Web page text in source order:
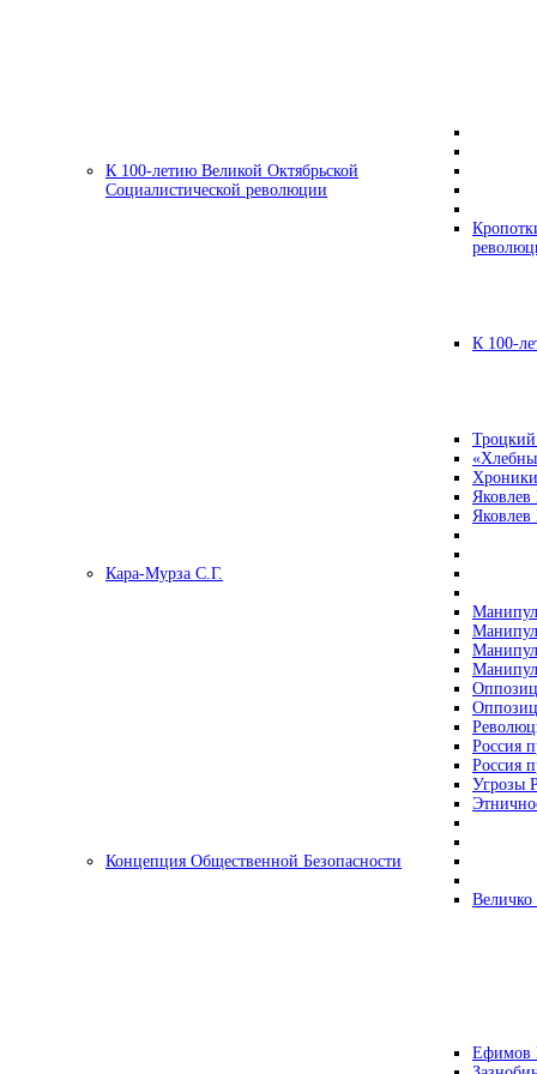
К 100-летию Великой Октябрьской
Социалистической революции
К 100-
Кара-Мурза С.Г.
Россия
Россия
Угрозы
Концепция Общественной Безопасности
Ефимов